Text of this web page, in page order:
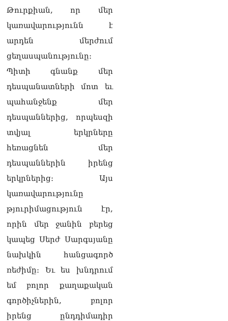
Թուրքիան, որ մեր
կառավարությունն է
արդեն մերժում
ցեղասպանությունը։
Պիտի գնանք մեր
դեսպանատների մոտ եւ
պահանջենք մեր
դեսպաններից, որպեսզի
տվյալ երկրները
հեռացնեն մեր
դեսպաններին իրենց
երկրներից։ Այս
կառավարությունը
թյուրիմացություն էր,
որին մեր ջանին բերեց
կապեց Սերժ Սարգսյանը
նախկին հանցագործ
ռեժիմը։ Եւ ես խնդրում
եմ բոլոր քաղաքական
գործիչներին, բոլոր
իրենց ընդդիմադիր